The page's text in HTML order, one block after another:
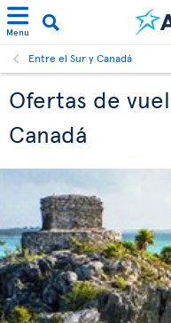
Menu
Entre el Sur y Canadá
Ofertas de
Canadá